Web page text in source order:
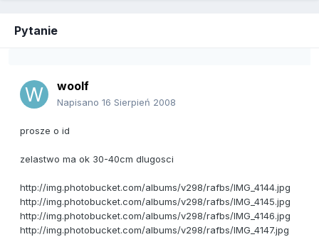
Pytanie
woolf
Napisano 16 Sierpień 2008
prosze o id
zelastwo ma ok 30-40cm dlugosci
http://img.photobucket.com/albums/v298/rafbs/IMG_4144.jpg
http://img.photobucket.com/albums/v298/rafbs/IMG_4145.jpg
http://img.photobucket.com/albums/v298/rafbs/IMG_4146.jpg
http://img.photobucket.com/albums/v298/rafbs/IMG_4147.jpg